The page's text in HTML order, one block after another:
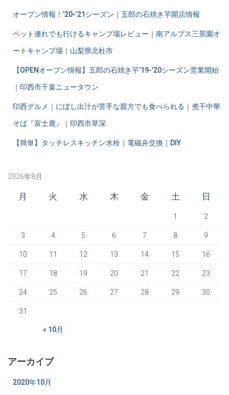
オープン情報！’20-’21シーズン｜五郎の石焼き芋開店情報
ペット連れでも行けるキャンプ場レビュー｜南アルプス三景園オ
ートキャンプ場｜山梨県北杜市
【OPENオープン情報】五郎の石焼き芋’19-’20シーズン営業開始
｜印西市千葉ニュータウン
印西グルメ｜にぼし出汁が苦手な親方でも食べられる｜煮干中華
そば『富士鹿』｜印西市草深
【簡単】タッチレスキッチン水栓｜電磁弁交換｜DIY
2026年8月
月 火 水 木 金 土 日
« 10月
1 2
3 4 5 6 7 8 9
10 11 12 13 14 15 16
17 18 19 20 21 22 23
24 25 26 27 28 29 30
31
アーカイブ
2020年10月